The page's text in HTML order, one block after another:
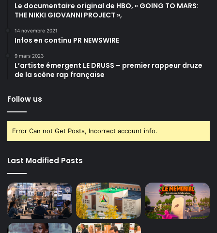
Le documentaire original de HBO, « GOING TO MARS:
THE NIKKI GIOVANNI PROJECT »,
14 novembre 2021
Infos en continu PR NEWSWIRE
9 mars 2023
L’artiste émergent LE DRUSS – premier rappeur druze
de la scène rap française
Follow us
Error Can not Get Posts, Incorrect account info.
Last Modified Posts